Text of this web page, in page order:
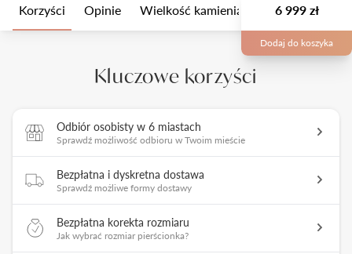
Korzyści Opinie Wielkość kamienia Opis
6 999 zł
Dodaj do koszyka
Kluczowe korzyści
Odbiór osobisty w 6 miastach
Sprawdź możliwość odbioru w Twoim mieście
Bezpłatna i dyskretna dostawa
Sprawdź możliwe formy dostawy
Bezpłatna korekta rozmiaru
Jak wybrać rozmiar pierścionka?